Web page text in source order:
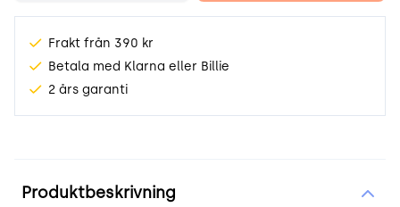
Frakt från 390 kr
Betala med Klarna eller Billie
2 års garanti
Produktbeskrivning